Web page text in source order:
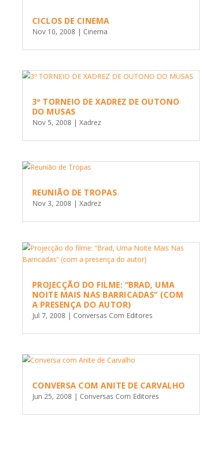
CICLOS DE CINEMA
Nov 10, 2008 | Cinema
3º TORNEIO DE XADREZ DE OUTONO
DO MUSAS
Nov 5, 2008 | Xadrez
REUNIÃO DE TROPAS
Nov 3, 2008 | Xadrez
PROJECÇÃO DO FILME: “BRAD, UMA
NOITE MAIS NAS BARRICADAS” (COM
A PRESENÇA DO AUTOR)
Jul 7, 2008 | Conversas Com Editores
CONVERSA COM ANITE DE CARVALHO
Jun 25, 2008 | Conversas Com Editores